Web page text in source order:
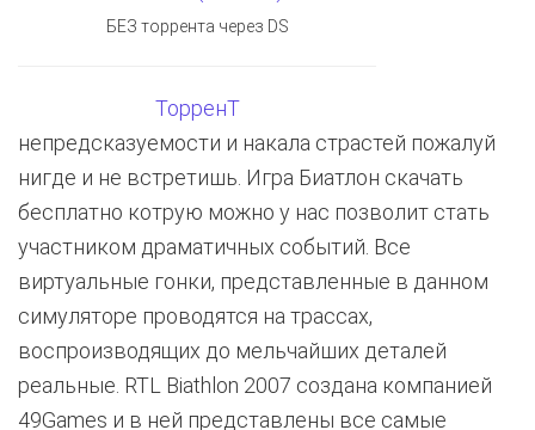
БЕЗ торрента через DS
ТорренТ
непредсказуемости и накала страстей пожалуй
нигде и не встретишь. Игра Биатлон скачать
бесплатно котрую можно у нас позволит стать
участником драматичных событий. Все
виртуальные гонки, представленные в данном
симуляторе проводятся на трассах,
воспроизводящих до мельчайших деталей
реальные. RTL Biathlon 2007 создана компанией
49Games и в ней представлены все самые